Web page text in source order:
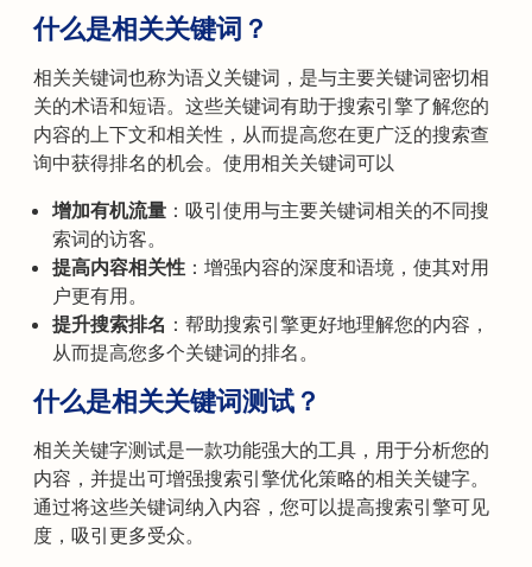
什么是相关关键词？
相关关键词也称为语义关键词，是与主要关键词密切相
关的术语和短语。这些关键词有助于搜索引擎了解您的
内容的上下文和相关性，从而提高您在更广泛的搜索查
询中获得排名的机会。使用相关关键词可以
增加有机流量 ：吸引使用与主要关键词相关的不同搜
索词的访客。
提高内容相关性 ：增强内容的深度和语境，使其对用
户更有用。
提升搜索排名 ：帮助搜索引擎更好地理解您的内容，
从而提高您多个关键词的排名。
什么是相关关键词测试？
相关关键字测试是一款功能强大的工具，用于分析您的
内容，并提出可增强搜索引擎优化策略的相关关键字。
通过将这些关键词纳入内容，您可以提高搜索引擎可见
度，吸引更多受众。